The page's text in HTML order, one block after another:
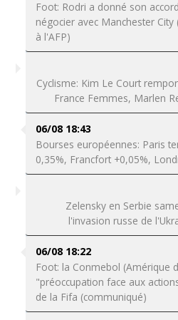
Foot: Rodri a donné son
négocier avec Manchester
à l'AFP)
Cyclisme: Kim Le Court
France Femmes, Marlen
06/08 18:43
Bourses européennes: Paris
0,35%, Francfort +0,05%,
Zelensky en Serbie
l'invasion russe de
06/08 18:22
Foot: la Conmebol (Amérique
"préoccupation face aux
de la Fifa (communiqué)